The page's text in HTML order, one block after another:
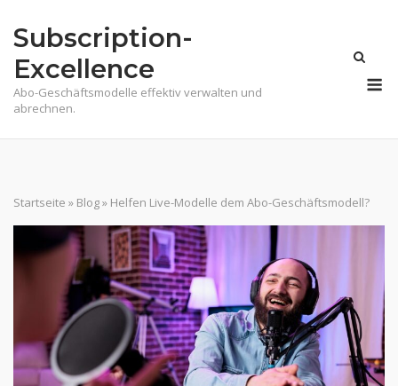
Subscription-
Excellence
Abo-Geschäftsmodelle effektiv verwalten und
abrechnen.
Startseite » Blog» Helfen Live-Modelle dem Abo-Geschäftsmodell?